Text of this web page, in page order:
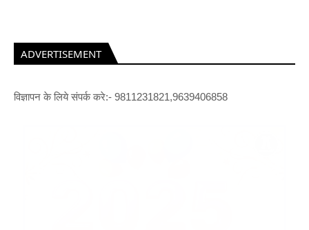
ADVERTISEMENT
विज्ञापन के लिये संपर्क करे:- 9811231821,9639406858